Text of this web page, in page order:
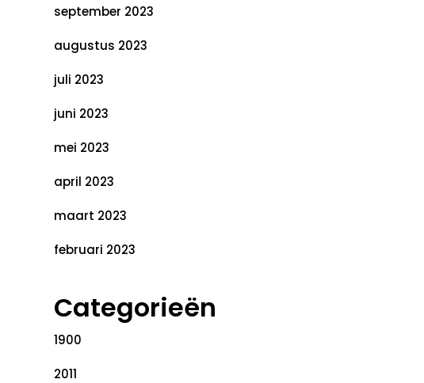
september 2023
augustus 2023
juli 2023
juni 2023
mei 2023
april 2023
maart 2023
februari 2023
Categorieën
1900
2011